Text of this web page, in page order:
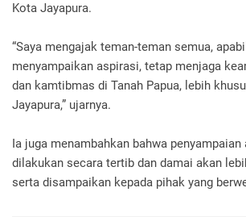
Kota Jayapura.
“Saya mengajak teman-teman semua,
menyampaikan aspirasi, tetap menjaga
dan kamtibmas di Tanah Papua, lebih
Jayapura,” ujarnya.
Ia juga menambahkan bahwa
dilakukan secara tertib dan damai akan
serta disampaikan kepada pihak yang